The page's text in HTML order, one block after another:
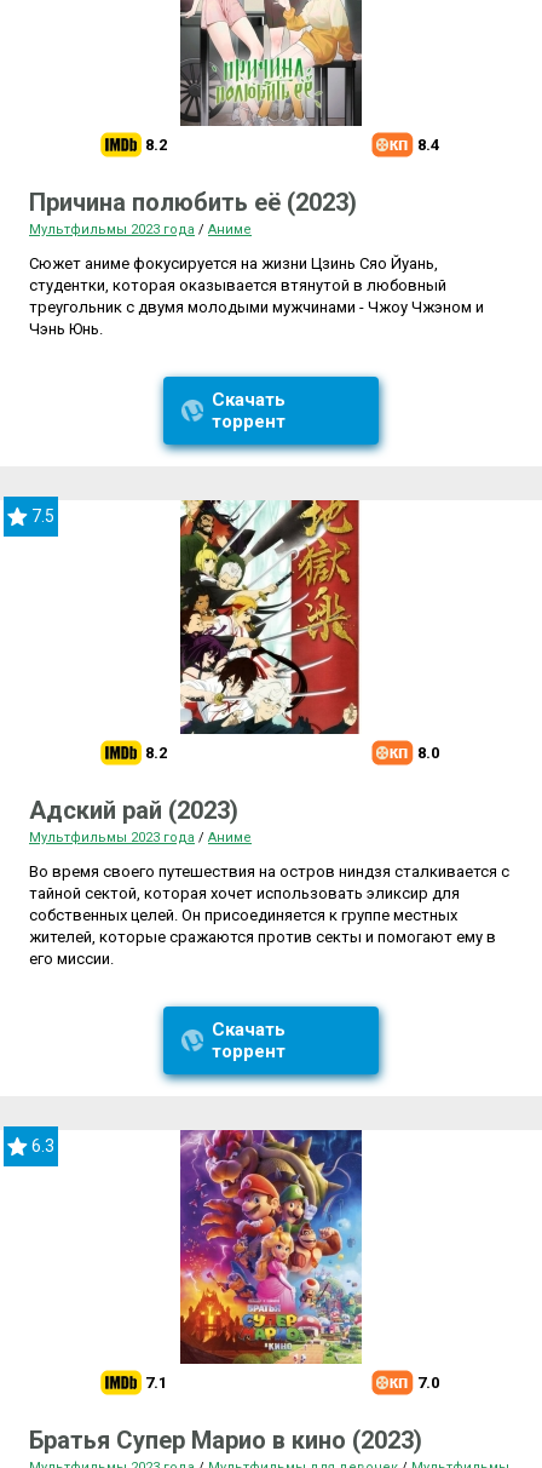
8.2 8.4
Причина полюбить её (2023)
Мультфильмы 2023 года / Аниме
Сюжет аниме фокусируется на жизни Цзинь Сяо Йуань,
студентки, которая оказывается втянутой в любовный
треугольник с двумя молодыми мужчинами - Чжоу Чжэном и
Чэнь Юнь.
Скачать
торрент
7.5
8.2 8.0
Адский рай (2023)
Мультфильмы 2023 года / Аниме
Во время своего путешествия на остров ниндзя сталкивается с
тайной сектой, которая хочет использовать эликсир для
собственных целей. Он присоединяется к группе местных
жителей, которые сражаются против секты и помогают ему в
его миссии.
Скачать
торрент
6.3
7.1 7.0
Братья Супер Марио в кино (2023)